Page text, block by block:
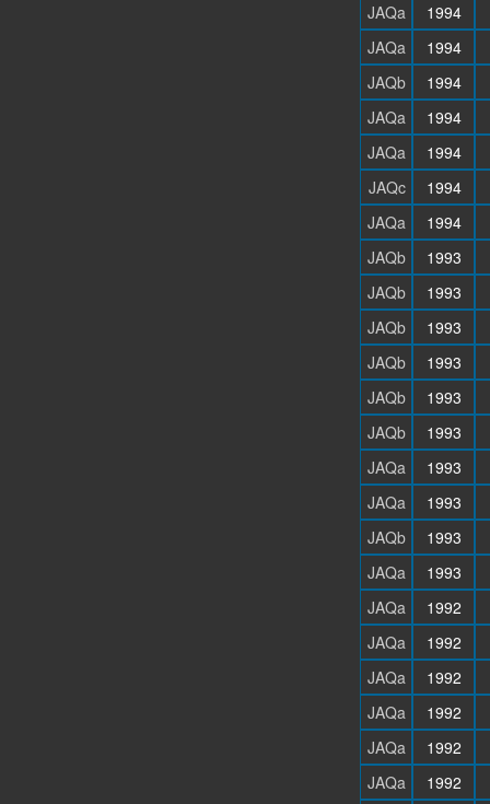
JAQa
1994
JAQa
1994
JAQb
1994
JAQa
1994
JAQa
1994
JAQc
1994
JAQa
1994
JAQb
1993
JAQb
1993
JAQb
1993
JAQb
1993
JAQb
1993
JAQb
1993
JAQa
1993
JAQa
1993
JAQb
1993
JAQa
1993
JAQa
1992
JAQa
1992
JAQa
1992
JAQa
1992
JAQa
1992
JAQa
1992